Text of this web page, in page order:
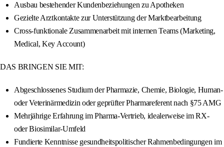
Ausbau bestehender Kundenbeziehungen zu Apotheken
Gezielte Arztkontakte zur Unterstützung der Marktbearbeitung
Cross-funktionale Zusammenarbeit mit internen Teams (Marketing,
Medical, Key Account)
DAS BRINGEN SIE MIT:
Abgeschlossenes Studium der Pharmazie, Chemie, Biologie, Human-
oder Veterinärmedizin oder geprüfter Pharmareferent nach §75 AMG
Mehrjährige Erfahrung im Pharma-Vertrieb, idealerweise im RX-
oder Biosimilar-Umfeld
Fundierte Kenntnisse gesundheitspolitischer Rahmenbedingungen im